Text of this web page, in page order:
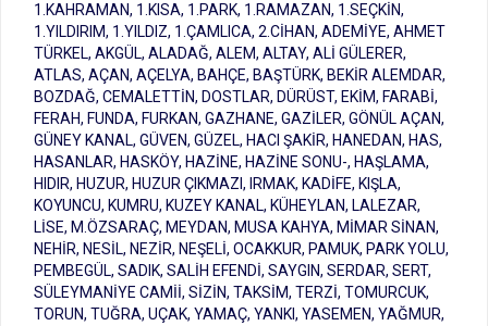
1.KAHRAMAN, 1.KISA, 1.PARK, 1.RAMAZAN, 1.SEÇKİN,
1.YILDIRIM, 1.YILDIZ, 1.ÇAMLICA, 2.CİHAN, ADEMİYE, AHMET
TÜRKEL, AKGÜL, ALADAĞ, ALEM, ALTAY, ALİ GÜLERER,
ATLAS, AÇAN, AÇELYA, BAHÇE, BAŞTÜRK, BEKİR ALEMDAR,
BOZDAĞ, CEMALETTİN, DOSTLAR, DÜRÜST, EKİM, FARABİ,
FERAH, FUNDA, FURKAN, GAZHANE, GAZİLER, GÖNÜL AÇAN,
GÜNEY KANAL, GÜVEN, GÜZEL, HACI ŞAKİR, HANEDAN, HAS,
HASANLAR, HASKÖY, HAZİNE, HAZİNE SONU-, HAŞLAMA,
HIDIR, HUZUR, HUZUR ÇIKMAZI, IRMAK, KADİFE, KIŞLA,
KOYUNCU, KUMRU, KUZEY KANAL, KÜHEYLAN, LALEZAR,
LİSE, M.ÖZSARAÇ, MEYDAN, MUSA KAHYA, MİMAR SİNAN,
NEHİR, NESİL, NEZİR, NEŞELİ, OCAKKUR, PAMUK, PARK YOLU,
PEMBEGÜL, SADIK, SALİH EFENDİ, SAYGIN, SERDAR, SERT,
SÜLEYMANİYE CAMİİ, SİZİN, TAKSİM, TERZİ, TOMURCUK,
TORUN, TUĞRA, UÇAK, YAMAÇ, YANKI, YASEMEN, YAĞMUR,